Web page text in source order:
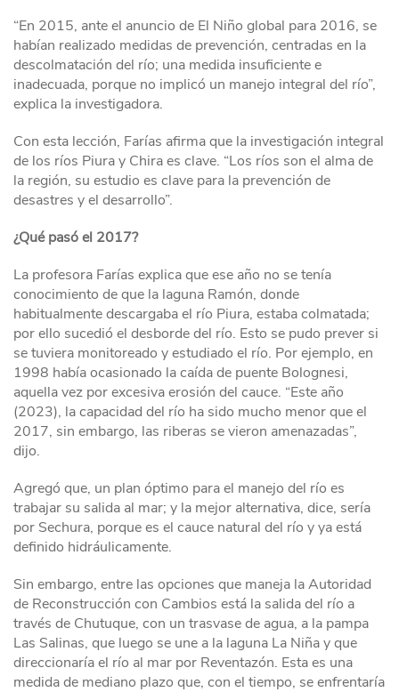
“En 2015, ante el anuncio de El Niño global para 2016, se
habían realizado medidas de prevención, centradas en la
descolmatación del río; una medida insuficiente e
inadecuada, porque no implicó un manejo integral del río”,
explica la investigadora.
Con esta lección, Farías afirma que la investigación integral
de los ríos Piura y Chira es clave. “Los ríos son el alma de
la región, su estudio es clave para la prevención de
desastres y el desarrollo”.
¿Qué pasó el 2017?
La profesora Farías explica que ese año no se tenía
conocimiento de que la laguna Ramón, donde
habitualmente descargaba el río Piura, estaba colmatada;
por ello sucedió el desborde del río. Esto se pudo prever si
se tuviera monitoreado y estudiado el río. Por ejemplo, en
1998 había ocasionado la caída de puente Bolognesi,
aquella vez por excesiva erosión del cauce. “Este año
(2023), la capacidad del río ha sido mucho menor que el
2017, sin embargo, las riberas se vieron amenazadas”,
dijo.
Agregó que, un plan óptimo para el manejo del río es
trabajar su salida al mar; y la mejor alternativa, dice, sería
por Sechura, porque es el cauce natural del río y ya está
definido hidráulicamente.
Sin embargo, entre las opciones que maneja la Autoridad
de Reconstrucción con Cambios está la salida del río a
través de Chutuque, con un trasvase de agua, a la pampa
Las Salinas, que luego se une a la laguna La Niña y que
direccionaría el río al mar por Reventazón. Esta es una
medida de mediano plazo que, con el tiempo, se enfrentaría